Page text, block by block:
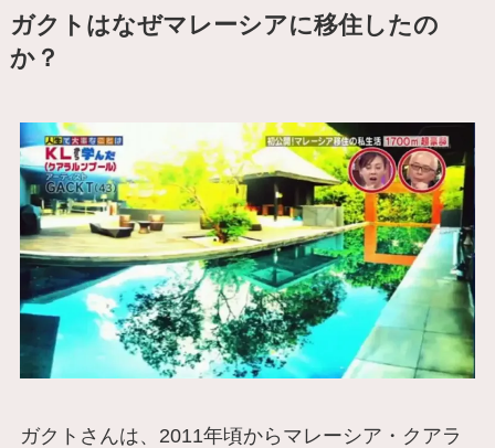
ガクトはなぜマレーシアに移住したの
か？
ガクトさんは、2011年頃からマレーシア・クアラ